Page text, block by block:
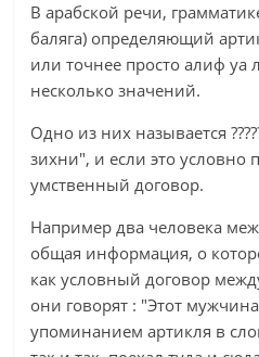
В арабской речи,
баляга) определяющий
или точнее просто алиф уа
несколько значений.
Одно из них называется
зихни", и если это условно
умственный договор.
Например два человека
общая информация, о
как условный договор
они говорят : "Этот
упоминанием артикля в